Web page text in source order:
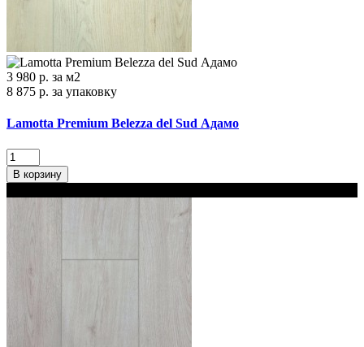
3 980 р. за м2
8 875 р. за упаковку
Lamotta Premium Belezza del Sud Адамо
В корзину